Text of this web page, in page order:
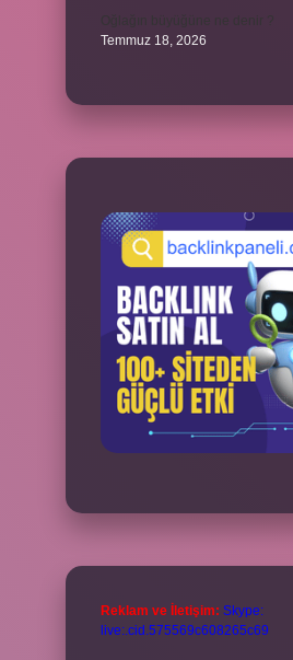
Temmuz 18, 2026
Reklam ve İletişim: Skype:
live:.cid.575569c608265c69